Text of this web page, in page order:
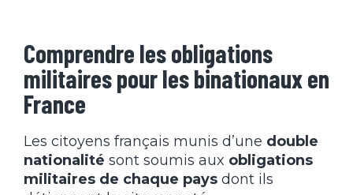
Comprendre les obligations
militaires pour les binationaux en
France
Les citoyens français munis d’une double
nationalité sont soumis aux obligations
militaires de chaque pays dont ils